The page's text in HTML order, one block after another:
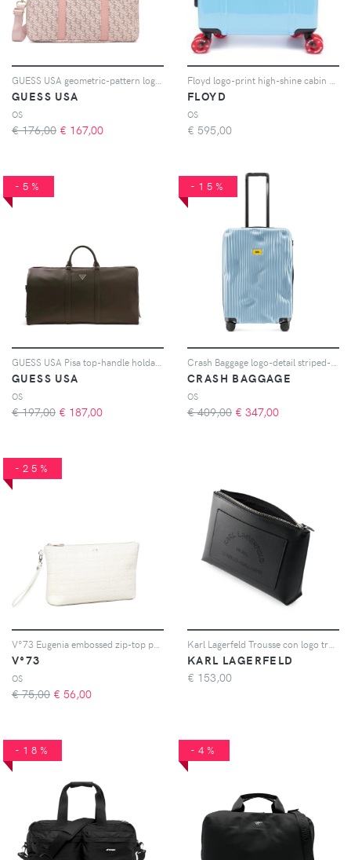
GUESS USA
OS
€ 176,00 € 167,00
FLOYD
OS
€ 595,00
-5%
GUESS USA
OS
€ 197,00 € 187,00
-15%
CRASH BAGGAGE
OS
€ 409,00 € 347,00
-25%
V°73
OS
€ 75,00 € 56,00
KARL LAGERFELD
€ 153,00
-18% -4%